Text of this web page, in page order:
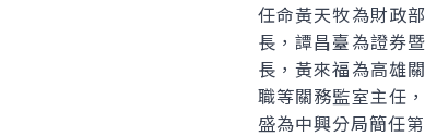
任命黃天牧為財政
長，譚昌臺為證券
長，黃來福為高雄
職等關務監室主任
盛為中興分局簡任